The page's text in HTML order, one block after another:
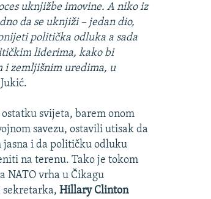
uknjižbe imovine. A niko iz
da se uknjiži – jedan dio,
politička odluka a sada
liderima, kako bi
i zemljišnim uredima, u
svijeta, barem onom
savezu, ostavili utisak da
jasna i da političku odluku
na terenu. Tako je tokom
NATO vrha u Čikagu
sekretarka, Hillary Clinton